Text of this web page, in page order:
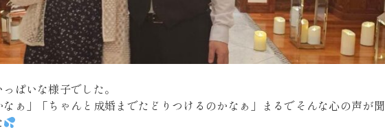
ぱいな様子でした。
なぁ」「ちゃんと成婚までたどりつけるのかなぁ」まるでそんな心の声が聞